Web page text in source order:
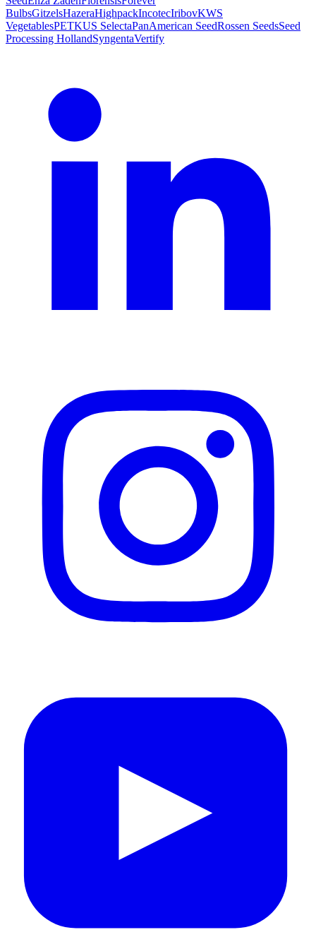
BulbsGitzelsHazeraHighpackIncotecIribovKWS
VegetablesPETKUS SelectaPanAmerican SeedRossen SeedsSeed
Processing HollandSyngentaVertify